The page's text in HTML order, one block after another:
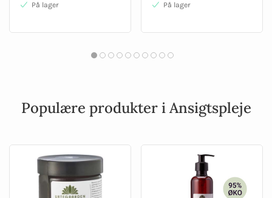
På lager På lager
Populære produkter i Ansigtspleje